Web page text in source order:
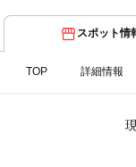
スポット情
TOP 詳細情報